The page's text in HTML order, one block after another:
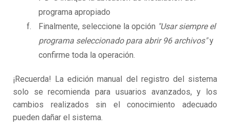
programa apropiado
Finalmente, seleccione la opción "Usar siempre el
programa seleccionado para abrir 96 archivos"y
confirme toda la operación.
¡Recuerda! La edición manual del registro del sistema
solo se recomienda para usuarios avanzados, y los
cambios realizados sin el conocimiento adecuado
pueden dañar el sistema.